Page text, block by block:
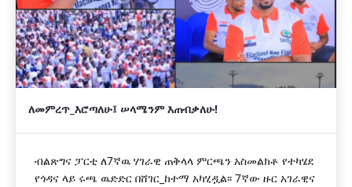
ለመምረጥ_እሮጣለሁ፤ ሠላሜንም እጠብቃለሁ!
ብልጽግና ፓርቲ ለ7ኛዉ ሃገራዊ ጠቅላላ ምርጫን አስመልክቶ የተካሄደ
የጎዳና ላይ ሩጫ ዉድድር በሸገር_ከተማ አካሂዷል፡፡ 7ኛው ዙር አገራዊና